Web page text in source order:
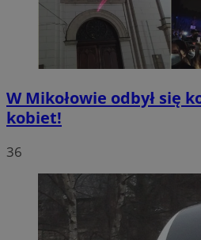
W Mikołowie odbył się
kobiet!
36